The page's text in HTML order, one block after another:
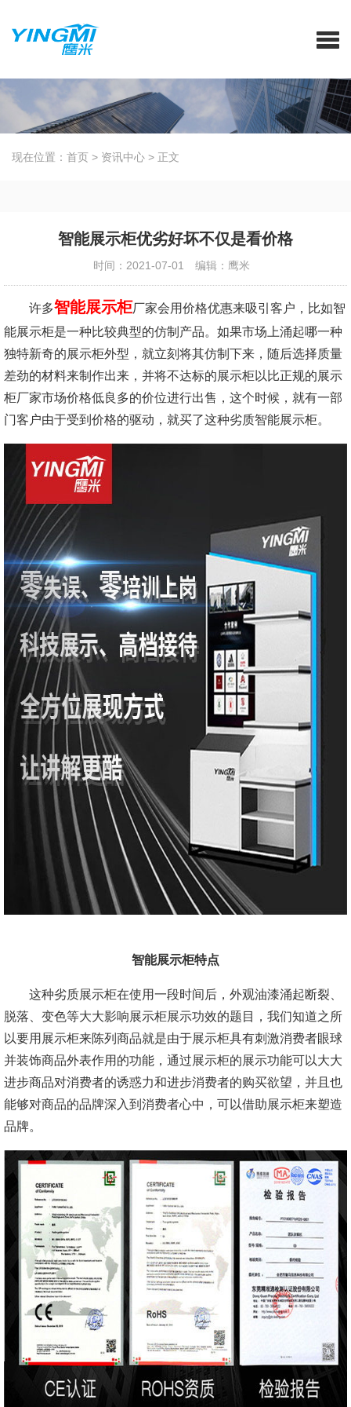
现在位置： 首页 > 资讯中心 > 正文
智能展示柜优劣好坏不仅是看价格
时间：2021-07-01 编辑：鹰米
许多智能展示柜厂家会用价格优惠来吸引客户，比如智
能展示柜是一种比较典型的仿制产品。如果市场上涌起哪一种
独特新奇的展示柜外型，就立刻将其仿制下来，随后选择质量
差劲的材料来制作出来，并将不达标的展示柜以比正规的展示
柜厂家市场价格低良多的价位进行出售，这个时候，就有一部
门客户由于受到价格的驱动，就买了这种劣质智能展示柜。
智能展示柜特点
这种劣质展示柜在使用一段时间后，外观油漆涌起断裂、
脱落、变色等大大影响展示柜展示功效的题目，我们知道之所
以要用展示柜来陈列商品就是由于展示柜具有刺激消费者眼球
并装饰商品外表作用的功能，通过展示柜的展示功能可以大大
进步商品对消费者的诱惑力和进步消费者的购买欲望，并且也
能够对商品的品牌深入到消费者心中，可以借助展示柜来塑造
品牌。